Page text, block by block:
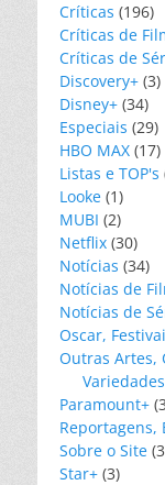
Críticas (196)
Críticas de
Críticas de
Discovery+ (3)
Disney+ (34)
Especiais (29)
HBO MAX (17)
Listas e TOP's
Looke (1)
MUBI (2)
Netflix (30)
Notícias (34)
Notícias de
Notícias de
Oscar,
Outras Artes,
Variedades
Paramount+
Reportagens,
Sobre o Site
Star+ (3)